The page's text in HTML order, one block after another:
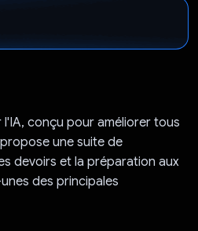
conçu pour améliorer tous
une suite de
devoirs et la préparation aux
des principales